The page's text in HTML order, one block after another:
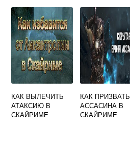
КАК ВЫЛЕЧИТЬ
АТАКСИЮ В
СКАЙРИМЕ
КАК ПРИЗВАТЬ
АССАСИНА В
СКАЙРИМЕ